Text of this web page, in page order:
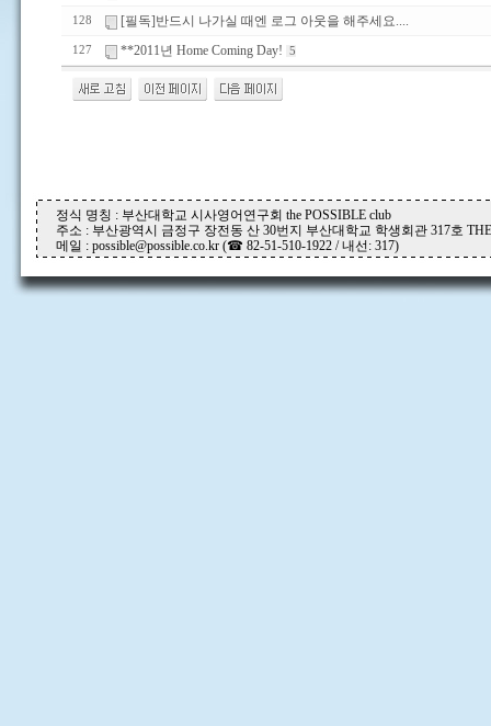
128 [필독]반드시 나가실 때엔 로그 아웃을 해주세요....
127 **2011년 Home Coming Day! 5
정식 명칭 : 부산대학교 시사영어연구회 the POSSIBLE club
주소 : 부산광역시 금정구 장전동 산 30번지 부산대학교 학생회관 317호
메일 : possible@possible.co.kr (☎ 82-51-510-1922 / 내선: 317)